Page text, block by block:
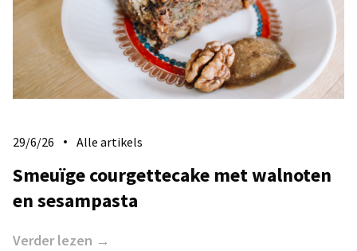
29/6/26 Alle artikels
​Smeuïge courgettecake met walnoten
en sesampasta
Verder lezen →